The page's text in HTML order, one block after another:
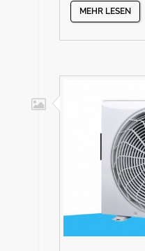
MEHR LESEN